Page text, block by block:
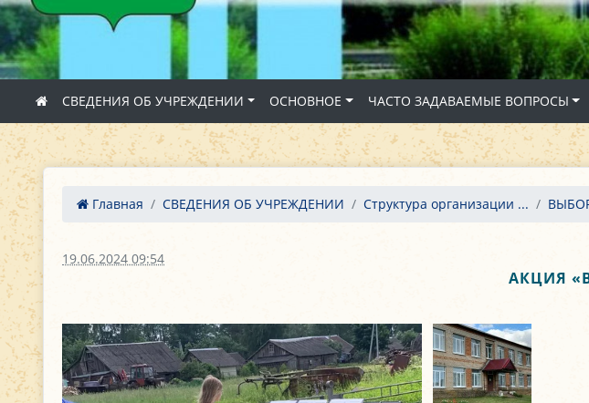
СВЕДЕНИЯ ОБ УЧРЕЖДЕНИИ ОСНОВНОЕ ЧАСТО ЗАДАВАЕМЫЕ ВОПРОСЫ
Главная СВЕДЕНИЯ ОБ УЧРЕЖДЕНИИ Структура организации ...
19.06.2024 09:54
АКЦИЯ